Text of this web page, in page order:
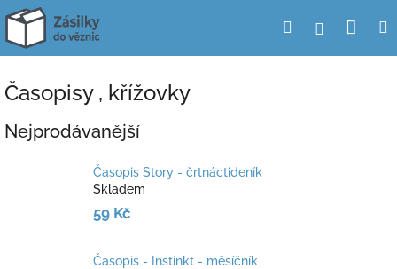
Přejít
obsah
HledatPřihlášení
Časopisy , křížovky
Nejprodávanější
Časopis Story - črtnáctideník
Skladem
59 Kč
Časopis - Instinkt - měsíčník